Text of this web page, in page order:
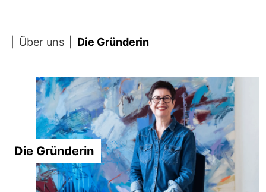
Über uns Die Gründerin
Die Gründerin